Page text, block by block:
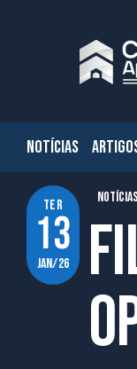
NOTÍCIAS
ter
13
jan/26
NOTÍCIAS